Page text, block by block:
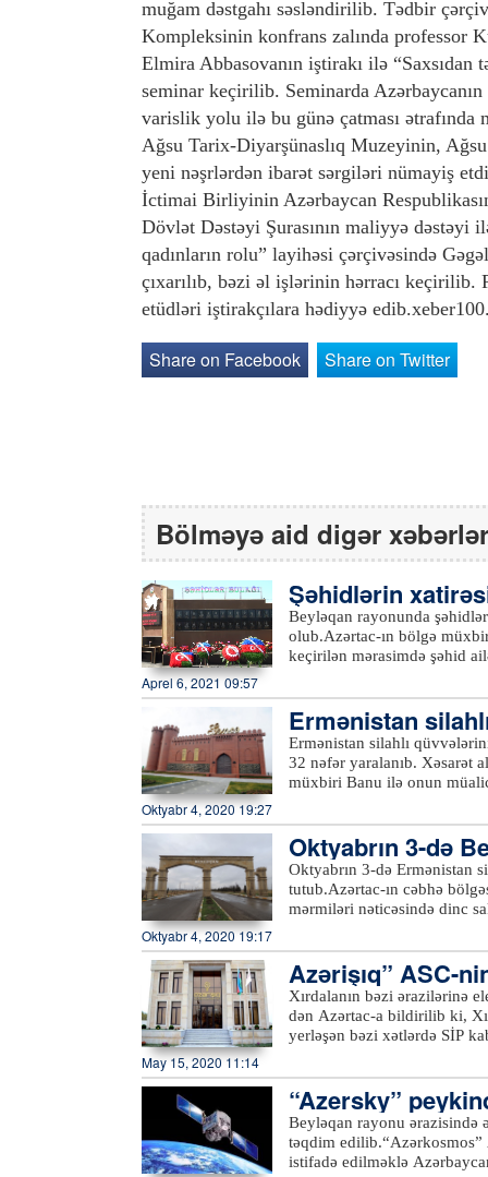
muğam dəstgahı səsləndirilib. Tədbir
Kompleksinin konfrans zalında
Elmira Abbasovanın iştirakı ilə “Saxsıdan
seminar keçirilib. Seminarda
varislik yolu ilə bu günə çatması ətrafında
Ağsu Tarix-Diyarşünaslıq Muzeyinin,
yeni nəşrlərdən ibarət sərgiləri nümayiş
İctimai Birliyinin Azərbaycan
Dövlət Dəstəyi Şurasının maliyyə dəstəyi
qadınların rolu” layihəsi çərçivəsində
çıxarılıb, bəzi əl işlərinin hərracı
etüdləri iştirakçılara hədiyyə
Share on Facebook Share on Twitter
Bölməyə aid digər xəbərlər
Şəhidlərin
şı olub
Beyləqan rayonunda
olub.Azərtac-ın bölgə
keçirilən mərasimdə şəhid
kimi düşən Vətən
şanlı Qələbədən, şəhidlərin
danışılıb.Şəhidlərin
olunub, həm Birinci, həm
Ermənistan silahlı bölmələri
dünyasını dəyişən dinc
Aprel 6, 2021 09:57
Ermənistan
ə tutublar
Ermənistan silahlı
32 nəfər yaralanıb. Xəsarət
müxbiri Banu ilə onun
idik. Qardaşım, anam,
yaralandım”.Qeyd edək ki,
1949-cu il tarixli Cenevrə
Təhlükəsizlik Şurasının
aparıldığı bölgəyə
əhalisinin sıx yaşadığı
Oktyabr 4, 2020 19:27
Oktyabrın 3-də
utulub
Oktyabrın 3-də Ermənistan
tutub.Azərtac-ın cəbhə
mərmiləri nəticəsində dinc
bacısı 1998-ci il təvəllüdlü
mərmilərinin düşməsi
şəhərin müxtəlif yerlərinə
sakinləri Balakişiyev Etibar
müxtəlif dərəcəli bədən
evlərinə külli miqdarda
qüvvələrinin Azərbaycanın
şəxslərin sayı 22-yə, xəsarət
ordusunun intensiv ağır
dəyib.xeber100.com
Oktyabr 4, 2020 19:17
Azərişıq” ASC-
Xırdalanın bəzi ərazilərinə
dən Azərtac-a bildirilib ki,
yerləşən bəzi xətlərdə SİP
Adıgözəlov, “28 May” və
olacaq.xeber100.com
May 15, 2020 11:14
“Azersky”
Beyləqan rayonu ərazisində
təqdim
istifadə edilməklə